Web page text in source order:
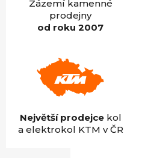
Zázemí kamenné
prodejny
od roku 2007
Největší prodejcekol
a elektrokol KTM v ČR